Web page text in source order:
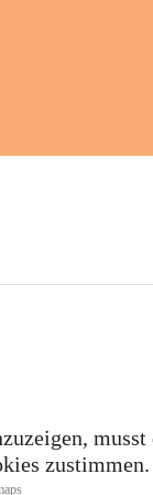
musst
zustimmen.